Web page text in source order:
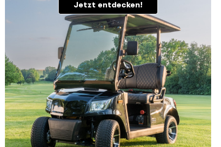
Jetzt entdecken!